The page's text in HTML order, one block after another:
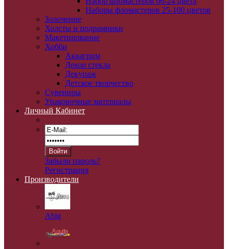
Наборы фломастеров 25-100 цветов
Золочение
Холсты и подрамники
Макетирование
Хобби
Аквагрим
Декор стекла
Декупаж
Детское творчество
Сувениры
Упаковочные материалы
Личный Кабинет
Забыли пароль?
Регистрация
Производители
Abig